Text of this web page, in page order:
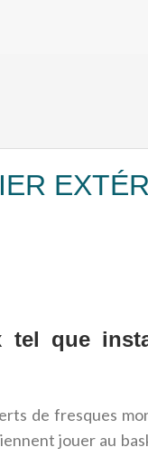
tel que
de fresques
jouer au